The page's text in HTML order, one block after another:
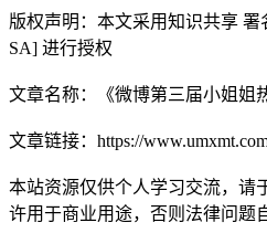
版权声明：本文采用知识共享
SA] 进行授权
文章名称：《微博第三届小姐姐
文章链接：https://
本站资源仅供个人学习交流，请
许用于商业用途，否则法律问题